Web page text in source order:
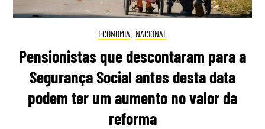
ECONOMIA , NACIONAL
Pensionistas que descontaram para a
Segurança Social antes desta data
podem ter um aumento no valor da
reforma